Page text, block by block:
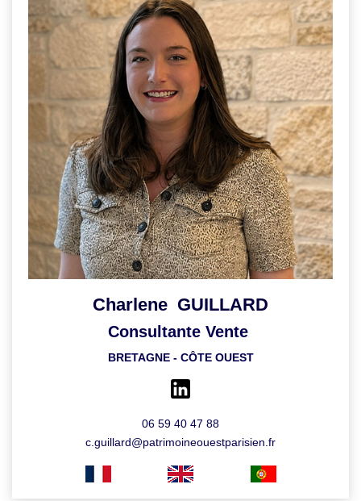
Charlene GUILLARD
Consultante Vente
BRETAGNE - CÔTE OUEST
06 59 40 47 88
c.guillard@patrimoineouestparisien.fr